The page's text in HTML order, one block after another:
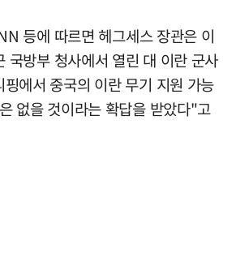
등에 따르면 헤그세스 장관은 이
국방부 청사에서 열린 대 이란 군사
에서 중국의 이란 무기 지원 가능
없을 것이라는 확답을 받았다"고